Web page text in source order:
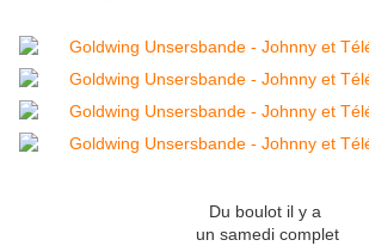
Du boulot il y a
un samedi complet